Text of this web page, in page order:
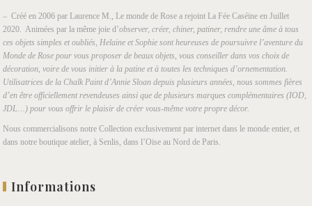
– Créé en 2006 par Laurence M., Le monde de Rose a rejoint La Fée Caséine en Juillet
2020. Animées par la même joie d’observer, créer, chiner, patiner, rendre une âme à tous
ces objets simples et oubliés, Helaine et Sophie sont heureuses de poursuivre l’aventure du
Monde de Rose pour vous proposer de beaux objets, vous conseiller dans vos choix de
décoration, voire de vous initier à la patine et à toutes les techniques d’ornementation.
Utilisatrices de la Chalk Paint d’Annie Sloan depuis plusieurs années, nous sommes fières
d’en être officiellement revendeuses ainsi que de plusieurs marques complémentaires (IOD,
JDL…) pour vous offrir le plaisir de créer vous-même votre propre décor.
Nous commercialisons notre Collection exclusivement par internet dans le monde entier, et
dans notre boutique atelier, à Senlis, dans l’Oise au Nord de Paris.
Informations